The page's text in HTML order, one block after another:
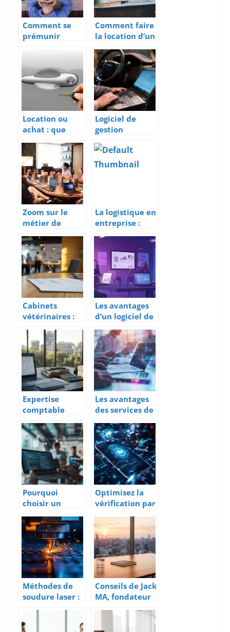
Comment se
prémunir
connectés en
entreprise ?
Comment faire
la location d’un
bureau ?
Location ou
achat : que
choisir pour sa
flotte de
vehicules ?
Logiciel de
gestion
d’interventions
: des avantages
considerables
Zoom sur le
métier de
manager
d’équipe
relation client
à distance
La logistique en
entreprise :
rôle,
importance et
gestion des
risques dans la
chaîne
d’approvisionn
ement
Cabinets
vétérinaires :
les clés d’une
association
réussie entre
structures
Les avantages
d’un logiciel de
gestion
commerciale
gratuit pour les
petites
entreprises
Expertise
comptable
digitale a
Dieppe : le
comparatif des
meilleurs
cabinets
Les avantages
des services de
comptabilité
en ligne pour
les entreprises
Pourquoi
choisir un
développemen
t logiciel sur
mesure
Optimisez la
vérification par
téléphone avec
une API SMS
performante et
économique
Méthodes de
soudure laser :
quelles options
pour une
précision
Conseils de Jack
MA, fondateur
du groupe
penser